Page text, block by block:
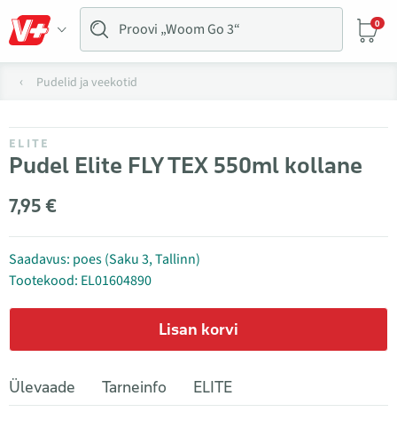
0
Pudelid ja veekotid
ELITE
Pudel Elite FLY TEX 550ml kollane
7,95 €
Saadavus: poes (Saku 3, Tallinn)
Tootekood: EL01604890
Lisan korvi
Ülevaade Tarneinfo ELITE